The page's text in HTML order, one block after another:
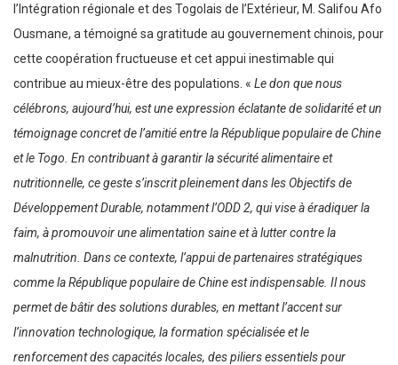
l’Intégration régionale et des Togolais de l’Extérieur, M. Salifou Afo
Ousmane, a témoigné sa gratitude au gouvernement chinois, pour
cette coopération fructueuse et cet appui inestimable qui
contribue au mieux-être des populations. « Le don que nous
célébrons, aujourd’hui, est une expression éclatante de solidarité et un
témoignage concret de l’amitié entre la République populaire de Chine
et le Togo. En contribuant à garantir la sécurité alimentaire et
nutritionnelle, ce geste s’inscrit pleinement dans les Objectifs de
Développement Durable, notamment l’ODD 2, qui vise à éradiquer la
faim, à promouvoir une alimentation saine et à lutter contre la
malnutrition. Dans ce contexte, l’appui de partenaires stratégiques
comme la République populaire de Chine est indispensable. Il nous
permet de bâtir des solutions durables, en mettant l’accent sur
l’innovation technologique, la formation spécialisée et le
renforcement des capacités locales, des piliers essentiels pour